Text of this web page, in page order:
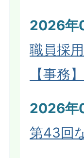
2026年
職員採
【事務
2026年
第43回